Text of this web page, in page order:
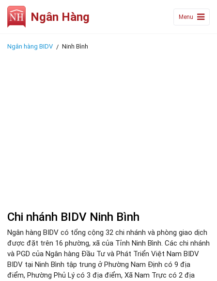
Ngân Hàng Menu
Ngân hàng BIDV Ninh Bình
Chi nhánh BIDV Ninh Bình
Ngân hàng BIDV có tổng cộng 32 chi nhánh và phòng giao dịch
được đặt trên 16 phường, xã của Tỉnh Ninh Bình. Các chi nhánh
và PGD của Ngân hàng Đầu Tư và Phát Triển Việt Nam BIDV
BIDV tại Ninh Bình tập trung ở Phường Nam Định có 9 địa
điểm, Phường Phủ Lý có 3 địa điểm, Xã Nam Trực có 2 địa